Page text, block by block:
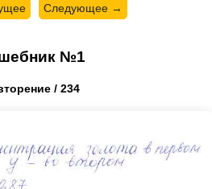
Следующее →
№1
/ 234